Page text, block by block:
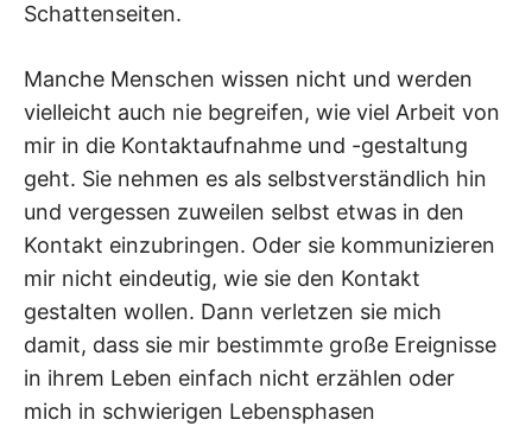
Schattenseiten.
Manche Menschen wissen nicht und werden
vielleicht auch nie begreifen, wie viel Arbeit von
mir in die Kontaktaufnahme und -gestaltung
geht. Sie nehmen es als selbstverständlich hin
und vergessen zuweilen selbst etwas in den
Kontakt einzubringen. Oder sie kommunizieren
mir nicht eindeutig, wie sie den Kontakt
gestalten wollen. Dann verletzen sie mich
damit, dass sie mir bestimmte große Ereignisse
in ihrem Leben einfach nicht erzählen oder
mich in schwierigen Lebensphasen